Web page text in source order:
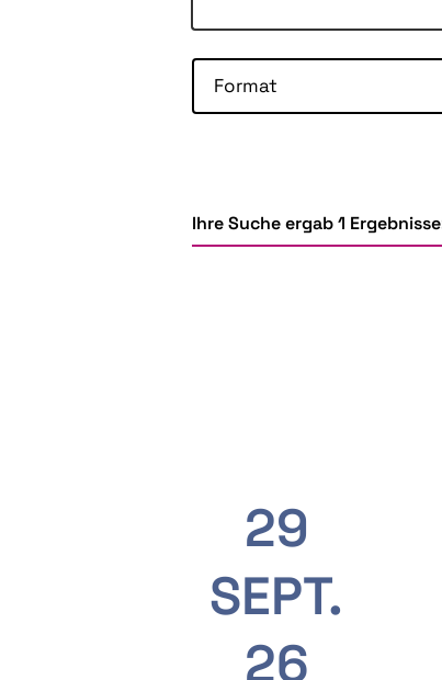
Format
Ihre Suche ergab 1
29
SEPT.
26